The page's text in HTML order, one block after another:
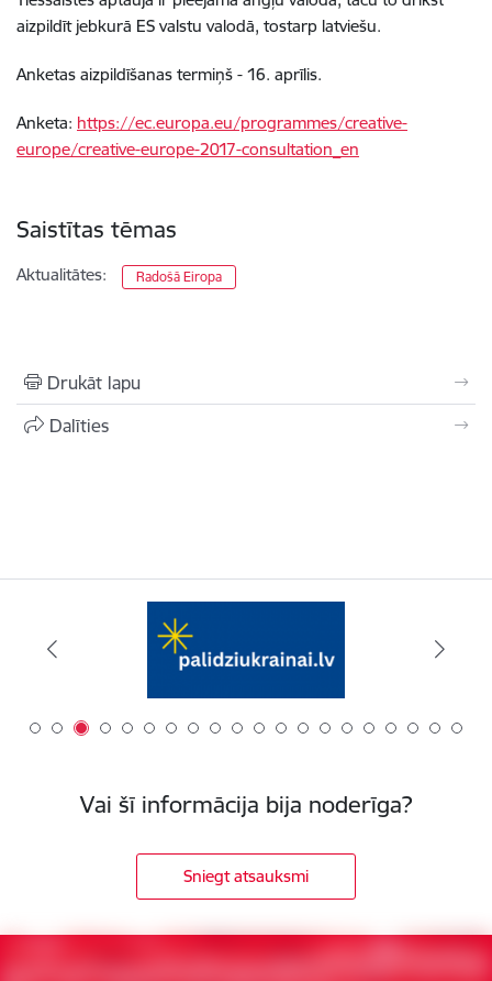
aizpildīt jebkurā ES valstu valodā, tostarp latviešu.
Anketas aizpildīšanas termiņš - 16. aprīlis.
Anketa: https://ec.europa.eu/programmes/creative-
europe/creative-europe-2017-consultation_en
Saistītas tēmas
Aktualitātes: Radošā Eiropa
Drukāt lapu
Dalīties
Vai šī informācija bija noderīga?
Sniegt atsauksmi